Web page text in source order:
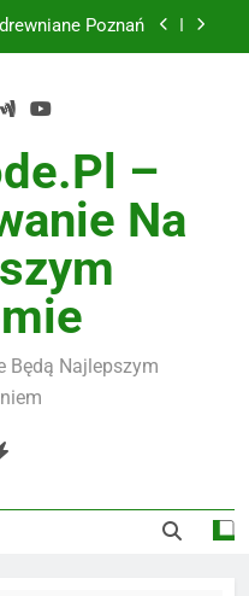
Gdańsk
elektryczny
odpadów Lublin
Poznań
Gdańsk
elektryczny
–
Na
Będą Najlepszym